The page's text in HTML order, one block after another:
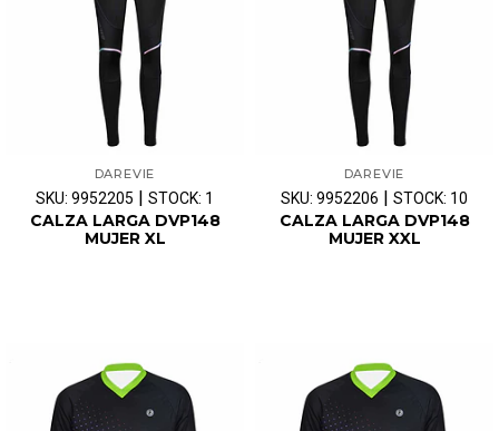
DAREVIE
SKU: 9952205 | STOCK: 1
CALZA LARGA DVP148
MUJER XL
DAREVIE
SKU: 9952206 | STOCK: 10
CALZA LARGA DVP148
MUJER XXL